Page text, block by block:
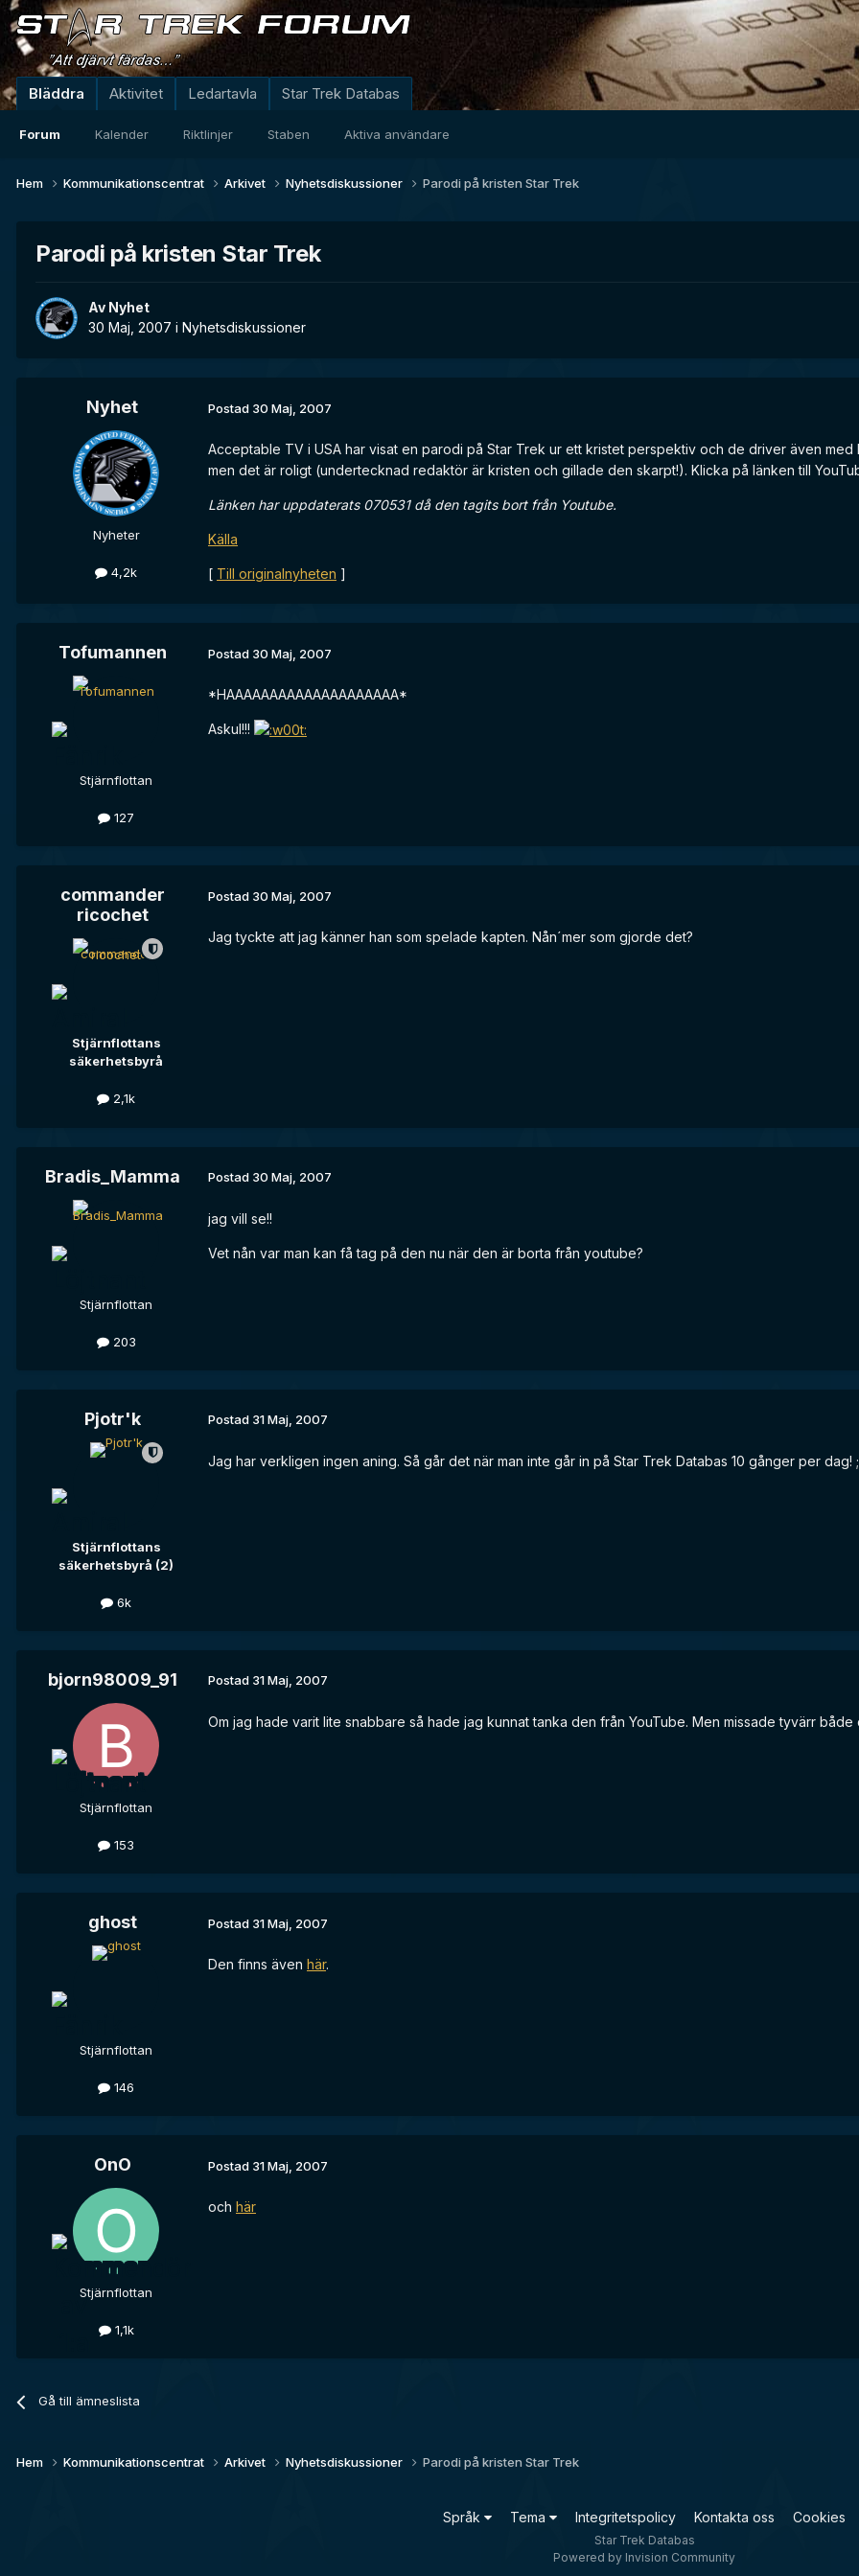
Bläddra
Forum Kalender Riktlinjer Staben Aktiva användare
Aktivitet Ledartavla Star Trek Databas
Hem Kommunikationscentrat Arkivet Nyhetsdiskussioner Parodi på kristen Star Trek
Parodi på kristen Star Trek
Av Nyhet
30 Maj, 2007 i Nyhetsdiskussioner
Nyhet
Nyheter
4,2k
Postad 30 Maj, 2007
Acceptable TV i USA har visat en parodi på Star Trek ur ett kristet perspektiv och de driver även
men det är roligt (undertecknad redaktör är kristen och gillade den skarpt!). Klicka på länken till
Länken har uppdaterats 070531 då den tagits bort från Youtube.
Källa
[ Till originalnyheten ]
Tofumannen
Stjärnflottan
127
Postad 30 Maj, 2007
*HAAAAAAAAAAAAAAAAAAAA*
Askul!!!
commander
ricochet
Stjärnflottans
säkerhetsbyrå
2,1k
Postad 30 Maj, 2007
Jag tyckte att jag känner han som spelade kapten. Nån´mer som gjorde det?
Bradis_Mamma
Stjärnflottan
203
Postad 30 Maj, 2007
jag vill se!!
Vet nån var man kan få tag på den nu när den är borta från youtube?
Pjotr'k
Stjärnflottans
säkerhetsbyrå (2)
6k
Postad 31 Maj, 2007
Jag har verkligen ingen aning. Så går det när man inte går in på Star Trek Databas 10 gånger per dag!
bjorn98009_91
Stjärnflottan
153
Postad 31 Maj, 2007
Om jag hade varit lite snabbare så hade jag kunnat tanka den från YouTube. Men missade tyvärr
ghost
Stjärnflottan
146
Postad 31 Maj, 2007
Den finns även här.
OnO
Stjärnflottan
1,1k
Postad 31 Maj, 2007
och här
Gå till ämneslista
Hem Kommunikationscentrat Arkivet Nyhetsdiskussioner Parodi på kristen Star Trek
Språk Tema Integritetspolicy Kontakta oss Cookies
Star Trek Databas
Powered by Invision Community